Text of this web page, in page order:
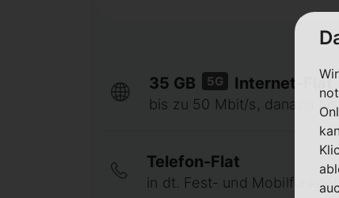
35 GB 5G Internet-Flat
bis zu 50 Mbit/s, danach
Telefon-Flat
in dt. Fest- und